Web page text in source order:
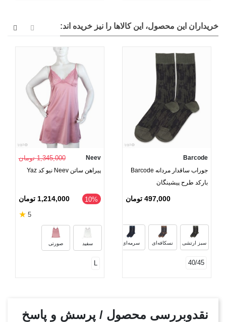
خریداران این محصول، این کالاها را نیز خریده اند:
Barcode
جوراب ساقدار مردانه Barcode
بارکد طرح پیشینگان
497,000 تومان
سبز ارتشی نسکافه‌ای سرمه‌ای
40/45
Neev 1,345,000 تومان
پیراهن ساتن Neev نیو کد Yaz
10% 1,214,000 تومان
5
★
سفید صورتی
L
نقدوبررسی محصول / پرسش و پاسخ